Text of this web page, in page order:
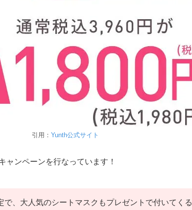
引用： Yunth公式サイト
ャンペーンを行なっています！
で、大人気のシートマスクもプレゼントで付いてくる